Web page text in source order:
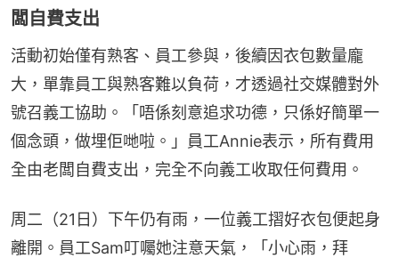
闆自費支出
活動初始僅有熟客、員工參與，後續因衣包數量龐
大，單靠員工與熟客難以負荷，才透過社交媒體對外
號召義工協助。「唔係刻意追求功德，只係好簡單一
個念頭，做埋佢哋啦。」員工Annie表示，所有費用
全由老闆自費支出，完全不向義工收取任何費用。
周二（21日）下午仍有雨，一位義工摺好衣包便起身
離開。員工Sam叮囑她注意天氣，「小心雨，拜